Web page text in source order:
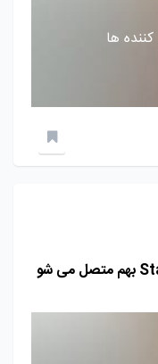
ها
چند سوئیچ 2960S بوسیله StackWise بهم متصل می شو